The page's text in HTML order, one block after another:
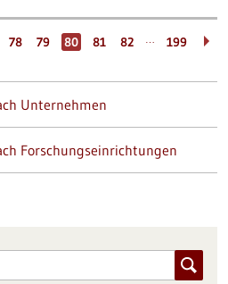
78 79 80 81 82 … 199
Unternehmen
Forschungseinrichtungen